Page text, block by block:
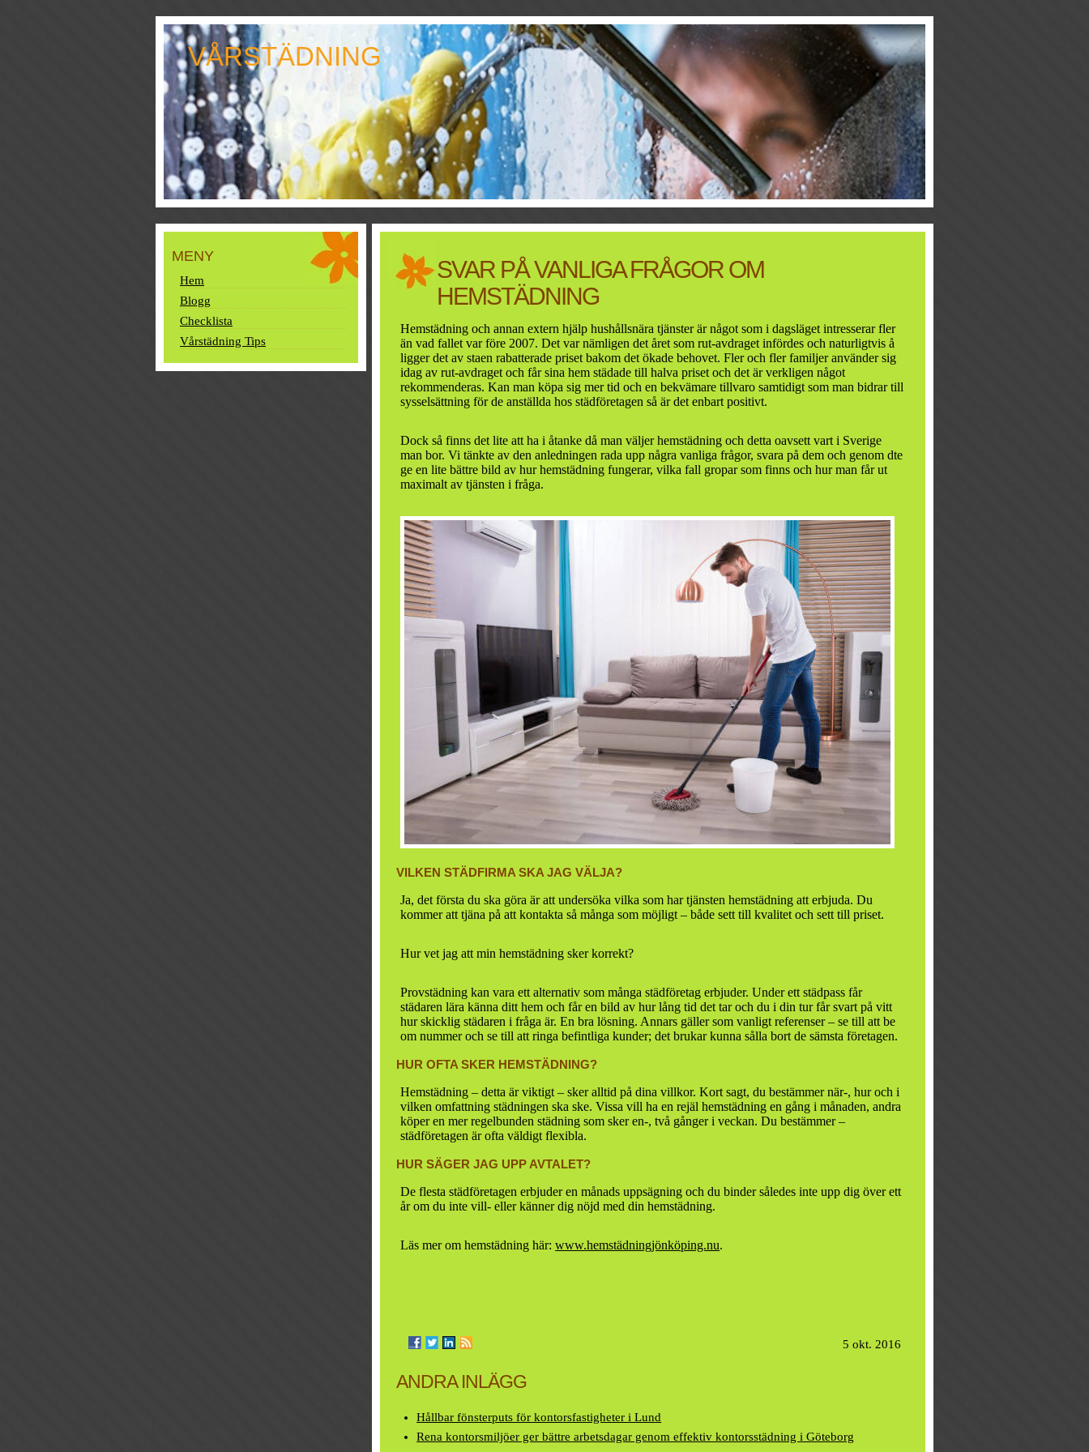
VÅRSTÄDNING
SVAR PÅ VANLIGA FRÅGOR OM
HEMSTÄDNING
Hemstädning och annan extern hjälp hushållsnära tjänster är något som i dagsläget intresserar fler
än vad fallet var före 2007. Det var nämligen det året som rut-avdraget infördes och naturligtvis å
ligger det av staen rabatterade priset bakom det ökade behovet. Fler och fler familjer använder sig
idag av rut-avdraget och får sina hem städade till halva priset och det är verkligen något
rekommenderas. Kan man köpa sig mer tid och en bekvämare tillvaro samtidigt som man bidrar till
sysselsättning för de anställda hos städföretagen så är det enbart positivt.
Dock så finns det lite att ha i åtanke då man väljer hemstädning och detta oavsett vart i Sverige
man bor. Vi tänkte av den anledningen rada upp några vanliga frågor, svara på dem och genom dte
ge en lite bättre bild av hur hemstädning fungerar, vilka fall gropar som finns och hur man får ut
maximalt av tjänsten i fråga.
VILKEN STÄDFIRMA SKA JAG VÄLJA?
Ja, det första du ska göra är att undersöka vilka som har tjänsten hemstädning att erbjuda. Du
kommer att tjäna på att kontakta så många som möjligt – både sett till kvalitet och sett till priset.
Hur vet jag att min hemstädning sker korrekt?
Provstädning kan vara ett alternativ som många städföretag erbjuder. Under ett städpass får
städaren lära känna ditt hem och får en bild av hur lång tid det tar och du i din tur får svart på vitt
hur skicklig städaren i fråga är. En bra lösning. Annars gäller som vanligt referenser – se till att be
om nummer och se till att ringa befintliga kunder; det brukar kunna sålla bort de sämsta företagen.
HUR OFTA SKER HEMSTÄDNING?
Hemstädning – detta är viktigt – sker alltid på dina villkor. Kort sagt, du bestämmer när-, hur och i
vilken omfattning städningen ska ske. Vissa vill ha en rejäl hemstädning en gång i månaden, andra
köper en mer regelbunden städning som sker en-, två gånger i veckan. Du bestämmer –
städföretagen är ofta väldigt flexibla.
HUR SÄGER JAG UPP AVTALET?
De flesta städföretagen erbjuder en månads uppsägning och du binder således inte upp dig över ett
år om du inte vill- eller känner dig nöjd med din hemstädning.
Läs mer om hemstädning här:www.hemstädningjönköping.nu.
5 okt. 2016
ANDRA INLÄGG
Hållbar fönsterputs för kontorsfastigheter i Lund
Rena kontorsmiljöer ger bättre arbetsdagar genom effektiv kontorsstädning i Göteborg
MENY
Hem
Blogg
Checklista
Vårstädning Tips